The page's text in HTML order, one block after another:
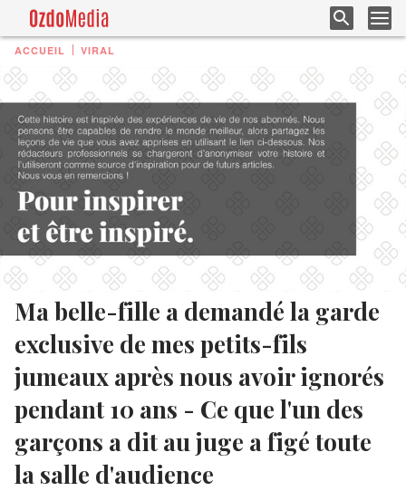
ACCUEIL VIRAL
Ma belle-fille a demandé la garde
exclusive de mes petits-fils
jumeaux après nous avoir ignorés
pendant 10 ans - Ce que l'un des
garçons a dit au juge a figé toute
la salle d'audience